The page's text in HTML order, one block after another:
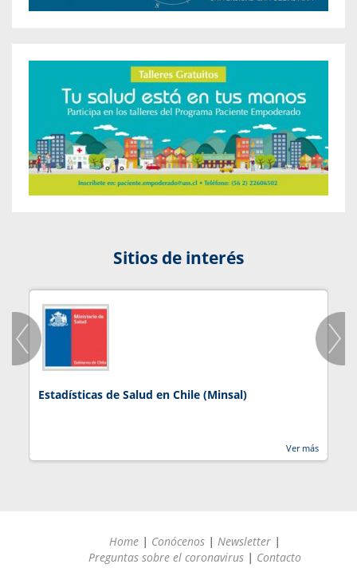
Sitios de interés
Estadísticas de Salud en Chile (Minsal)
Ver más
Home | Conócenos | Newsletter |
Preguntas sobre el coronavirus | Contacto